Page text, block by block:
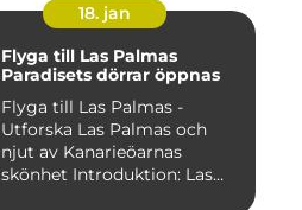
18. jan
Flyga till Las Palmas
Paradisets dörrar öppnas
Flyga till Las Palmas -
Utforska Las Palmas och
njut av Kanarieöarnas
skönhet Introduktion: Las